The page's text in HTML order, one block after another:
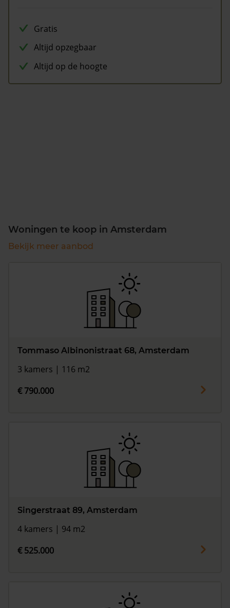
Gratis
Altijd opzegbaar
Altijd op de hoogte
Woningen te koop in Amsterdam
Bekijk meer aanbod
Tommaso Albinonistraat 68, Amsterdam
3 kamers | 116 m2
€ 790.000
Singerstraat 89, Amsterdam
4 kamers | 94 m2
€ 525.000